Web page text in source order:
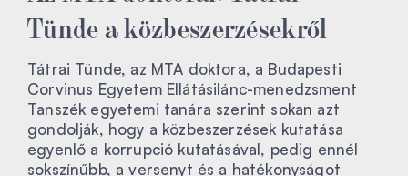
Tünde a közbeszerzésekről
Tátrai Tünde, az MTA doktora, a Budapesti
Corvinus Egyetem Ellátásilánc-menedzsment
Tanszék egyetemi tanára szerint sokan azt
gondolják, hogy a közbeszerzések kutatása
egyenlő a korrupció kutatásával, pedig ennél
sokszínűbb, a versenyt és a hatékonyságot